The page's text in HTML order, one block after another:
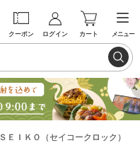
クーポン ログイン カート メニュー
ＳＥＩＫＯ（セイコークロック）